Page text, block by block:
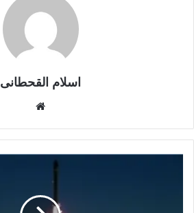
اسلام القحطانى
ق
ع
و